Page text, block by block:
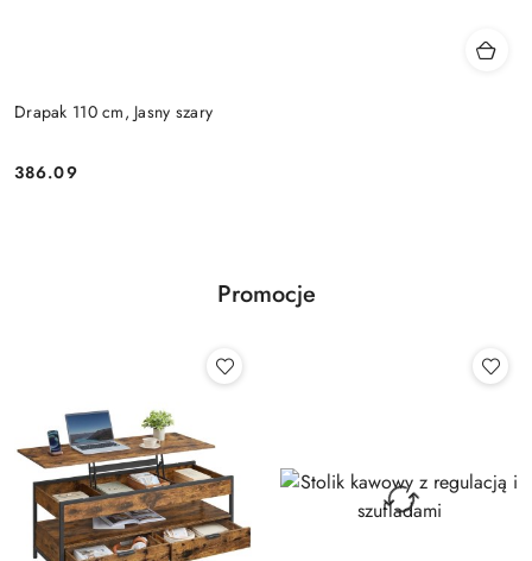
Drapak 110 cm, Jasny szary
Cena:
386.09
Promocje